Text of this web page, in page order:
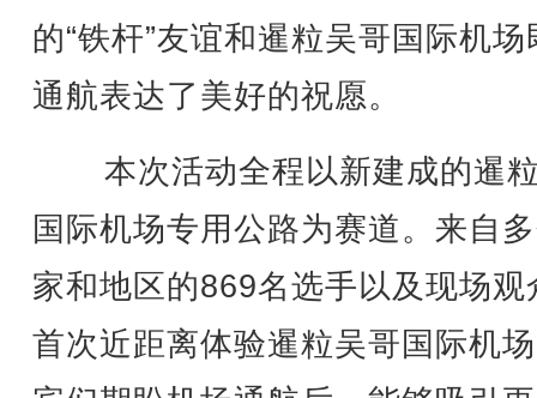
的“铁杆”友谊和暹粒吴哥国际机场
通航表达了美好的祝愿。
本次活动全程以新建成的暹
国际机场专用公路为赛道。来自
家和地区的869名选手以及现场观
首次近距离体验暹粒吴哥国际机